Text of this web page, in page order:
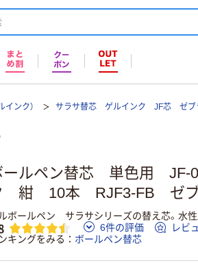
インク） サラサ替芯 ゲルインク JF芯 ゼブ
ールペン替芯 単色用 JF-
紺 10本 RJF3-FB ゼ
ボールペン サラサシリーズの替え芯。水性
6件の評価
レビ
キングをみる
ボールペン替芯